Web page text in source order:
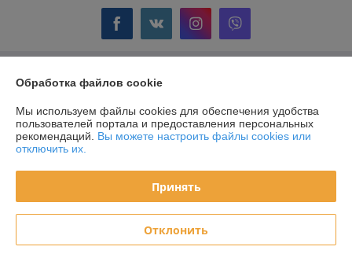
Информация для покупателя
Юридическое лицо: ОДО "ГЛОРИЯ-КЛЮЧ" г. Жодино
Республика Беларусь, г. Жодино, ул. Кузнечная, 16.
Регистрационный номер ЕГР: 600238509
Регистрационный орган: Минский облисполком
Дата регистрации компании: 04.08.2000
Местонахождение книги жалоб и предложений: Кузнечная 16
Обработка файлов cookie
Мы используем файлы cookies для обеспечения удобства
пользователей портала и предоставления персональных
рекомендаций. Вы можете настроить файлы cookies или
отключить их.
Принять
Отклонить